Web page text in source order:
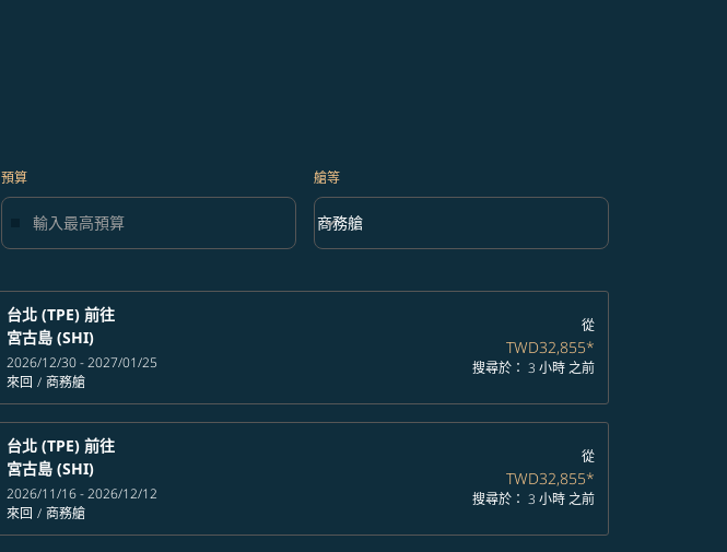
預算 艙等
艙等 option 商務艙 Selected
商務艙
keyboard_arrow_down
台北 (TPE) 前往
宮古島 (SHI)
2026/12/30 - 2027/01/25
來回 / 商務艙
從
TWD32,855*
搜尋於： 3 小時 之前
台北 (TPE) 前往
宮古島 (SHI)
2026/11/16 - 2026/12/12
來回 / 商務艙
從
TWD32,855*
搜尋於： 3 小時 之前